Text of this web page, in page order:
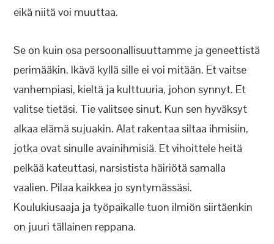
eikä niitä voi muuttaa.
Se on kuin osa persoonallisuuttamme ja geneettistä
perimääkin. Ikävä kyllä sille ei voi mitään. Et vaitse
vanhempiasi, kieltä ja kulttuuria, johon synnyt. Et
valitse tietäsi. Tie valitsee sinut. Kun sen hyväksyt
alkaa elämä sujuakin. Alat rakentaa siltaa ihmisiin,
jotka ovat sinulle avainihmisiä. Et vihoittele heitä
pelkää kateuttasi, narsistista häiriötä samalla
vaalien. Pilaa kaikkea jo syntymässäsi.
Koulukiusaaja ja työpaikalle tuon ilmiön siirtäenkin
on juuri tällainen reppana.